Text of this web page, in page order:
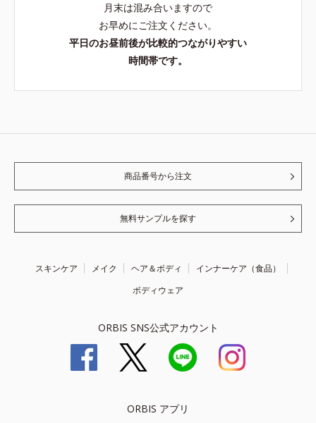
月末は混み合いますので
お早めにご注文ください。
平日のお昼前後が比較的つながりやすい
時間帯です。
商品番号から注文
無料サンプルを探す
スキンケア メイク ヘア＆ボディ
インナーケア（食品）
ボディウェア
ORBIS SNS公式アカウント
ORBIS アプリ